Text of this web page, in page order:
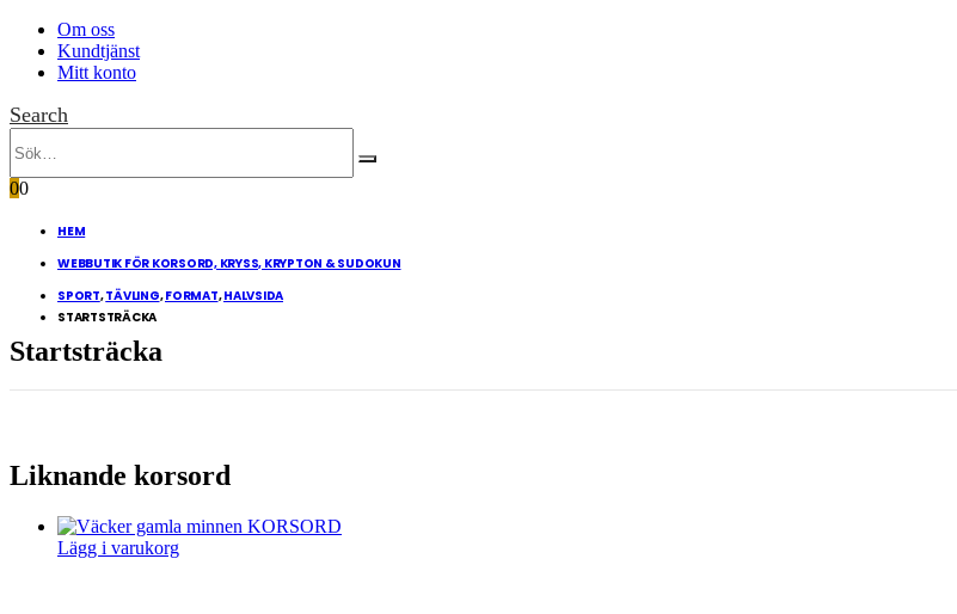
Om oss
Kundtjänst
Mitt konto
Search
00
HEM
WEBBUTIK FÖR KORSORD, KRYSS, KRYPTON & SUDOKUN
SPORT,TÄVLING,FORMAT,HALVSIDA
STARTSTRÄCKA
Startsträcka
Liknande korsord
Lägg i varukorg